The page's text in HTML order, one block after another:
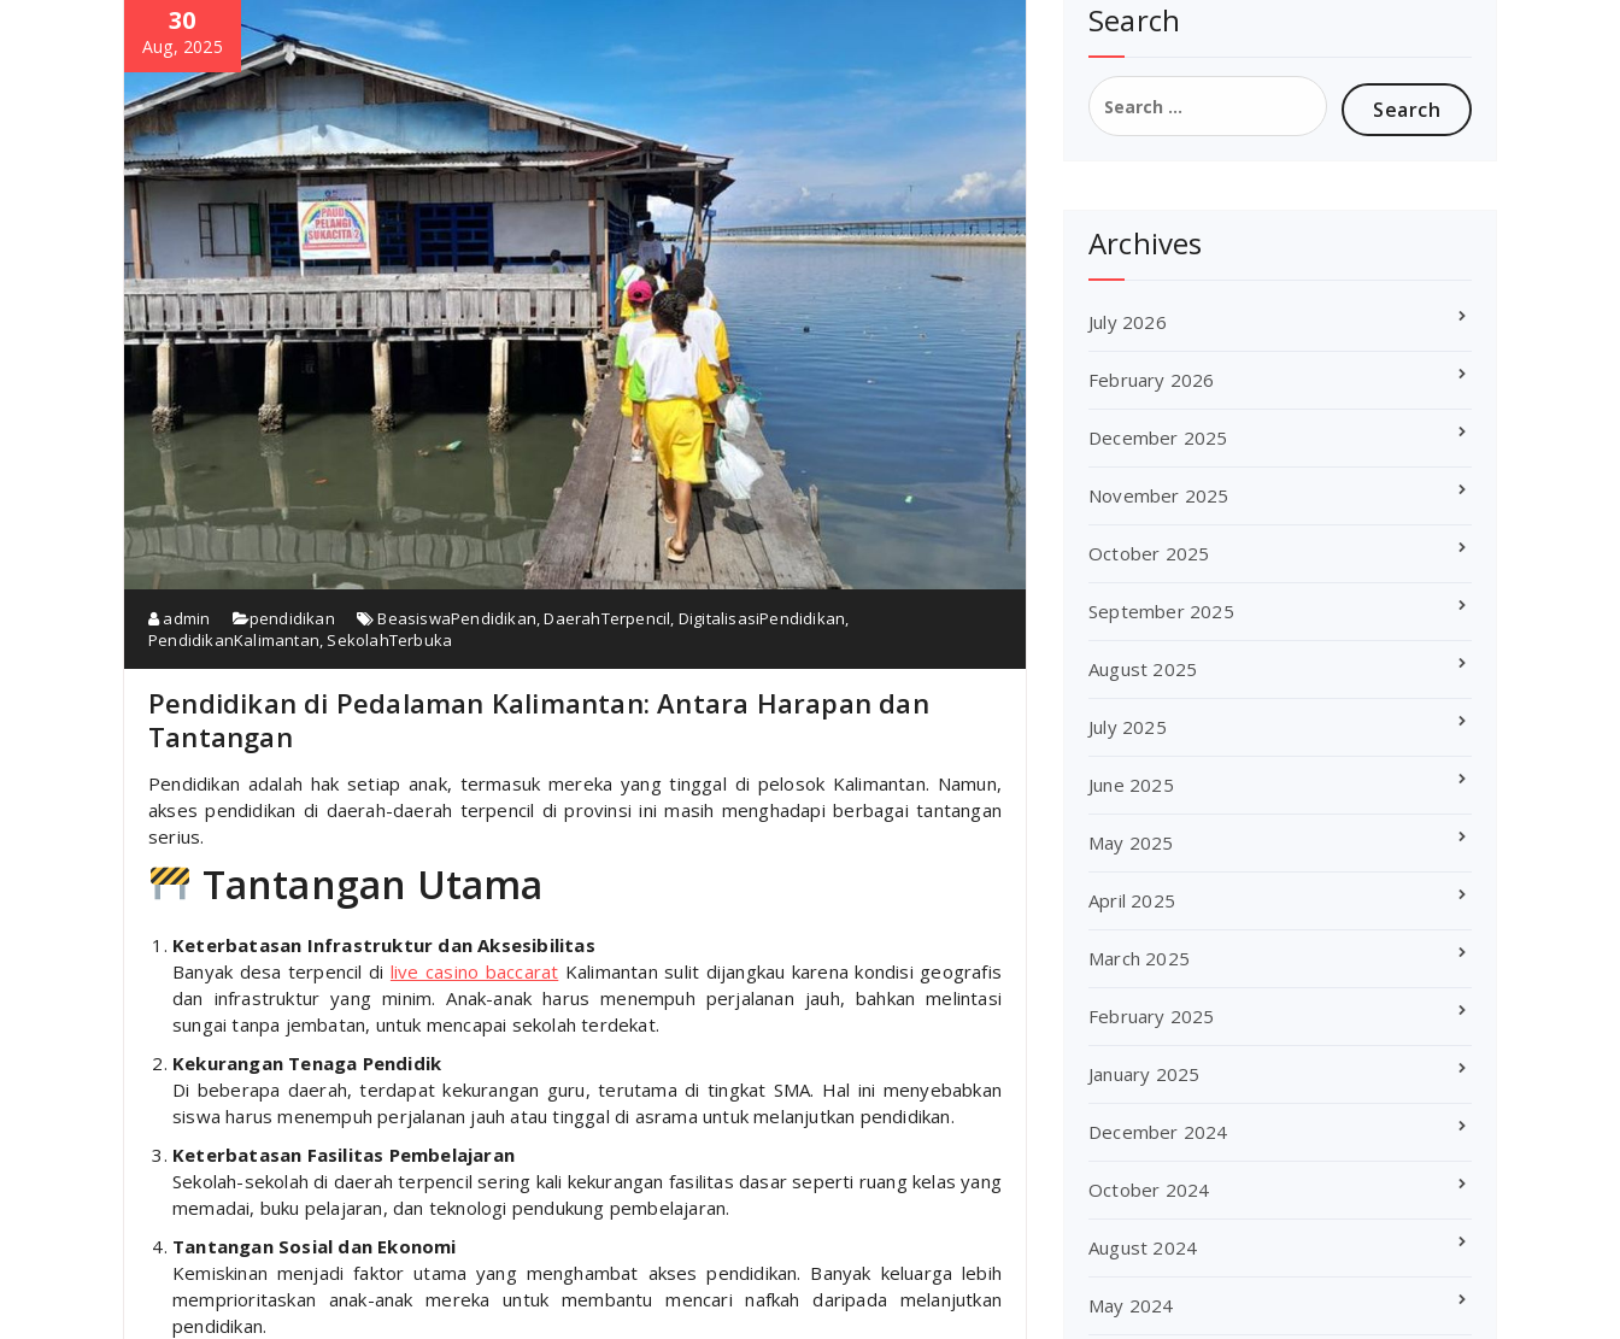
30
Aug, 2025
admin pendidikan BeasiswaPendidikan,DaerahTerpencil, DigitalisasiPendidikan,
PendidikanKalimantan, SekolahTerbuka
Pendidikan di Pedalaman Kalimantan: Antara Harapan dan
Tantangan
Pendidikan adalah hak setiap anak, termasuk mereka yang tinggal di pelosok Kalimantan. Namun,
akses pendidikan di daerah-daerah terpencil di provinsi ini masih menghadapi berbagai tantangan
serius.
Tantangan Utama
Keterbatasan Infrastruktur dan Aksesibilitas
Banyak desa terpencil di live casino baccarat Kalimantan sulit dijangkau karena kondisi geografis
dan infrastruktur yang minim. Anak-anak harus menempuh perjalanan jauh, bahkan melintasi
sungai tanpa jembatan, untuk mencapai sekolah terdekat.
Kekurangan Tenaga Pendidik
Di beberapa daerah, terdapat kekurangan guru, terutama di tingkat SMA. Hal ini menyebabkan
siswa harus menempuh perjalanan jauh atau tinggal di asrama untuk melanjutkan pendidikan.
Keterbatasan Fasilitas Pembelajaran
Sekolah-sekolah di daerah terpencil sering kali kekurangan fasilitas dasar seperti ruang kelas yang
memadai, buku pelajaran, dan teknologi pendukung pembelajaran.
Tantangan Sosial dan Ekonomi
Kemiskinan menjadi faktor utama yang menghambat akses pendidikan. Banyak keluarga lebih
memprioritaskan anak-anak mereka untuk membantu mencari nafkah daripada melanjutkan
pendidikan.
Search
Search
for:
Archives
July 2026
February 2026
December 2025
November 2025
October 2025
September 2025
August 2025
July 2025
June 2025
May 2025
April 2025
March 2025
February 2025
January 2025
December 2024
October 2024
August 2024
May 2024